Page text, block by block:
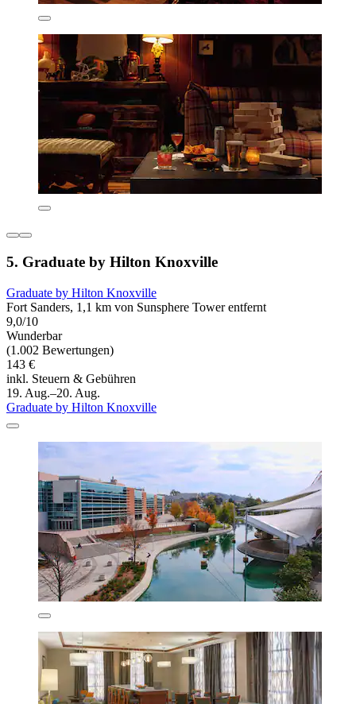
5. Graduate by Hilton Knoxville
Graduate by Hilton Knoxville
Fort Sanders, 1,1 km von Sunsphere Tower entfernt
9,0/10
Wunderbar
(1.002 Bewertungen)
143 €
inkl. Steuern & Gebühren
19. Aug.–20. Aug.
Graduate by Hilton Knoxville